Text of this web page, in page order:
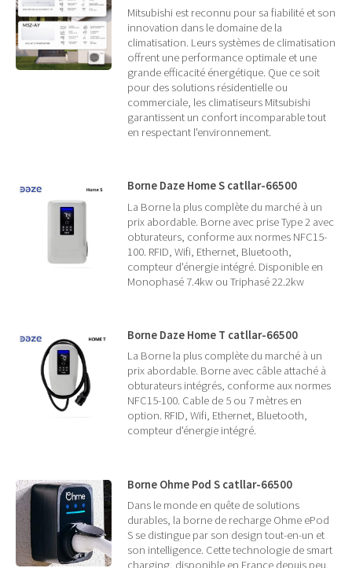
Mitsubishi est reconnu pour sa fiabilité et son
innovation dans le domaine de la
climatisation. Leurs systèmes de climatisation
offrent une performance optimale et une
grande efficacité énergétique. Que ce soit
pour des solutions résidentielle ou
commerciale, les climatiseurs Mitsubishi
garantissent un confort incomparable tout
en respectant l'environnement.
Borne Daze Home S catllar-66500
La Borne la plus complète du marché à un
prix abordable. Borne avec prise Type 2 avec
obturateurs, conforme aux normes NFC15-
100. RFID, Wifi, Ethernet, Bluetooth,
compteur d'énergie intégré. Disponible en
Monophasé 7.4kw ou Triphasé 22.2kw
Borne Daze Home T catllar-66500
La Borne la plus complète du marché à un
prix abordable. Borne avec câble attaché à
obturateurs intégrés, conforme aux normes
NFC15-100. Cable de 5 ou 7 mètres en
option. RFID, Wifi, Ethernet, Bluetooth,
compteur d'énergie intégré.
Borne Ohme Pod S catllar-66500
Dans le monde en quête de solutions
durables, la borne de recharge Ohme ePod
S se distingue par son design tout-en-un et
son intelligence. Cette technologie de smart
charging, disponible en France depuis peu,